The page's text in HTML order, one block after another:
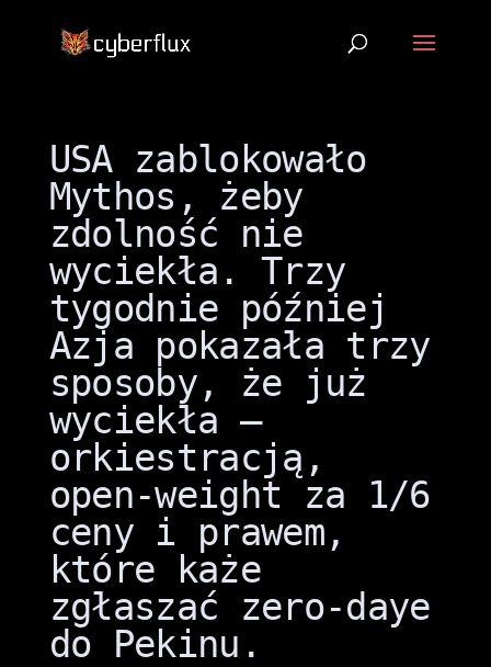
USA zablokowało
Mythos, żeby
zdolność nie
wyciekła. Trzy
tygodnie później
Azja pokazała trzy
sposoby, że już
wyciekła –
orkiestracją,
open-weight za 1/6
ceny i prawem,
które każe
zgłaszać zero-daye
do Pekinu.